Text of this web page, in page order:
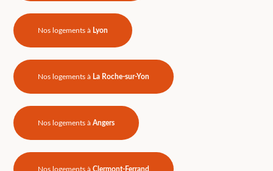
Nos logements à Lyon
Nos logements à La Roche-sur-Yon
Nos logements àAngers
Nos logements àClermont-Ferrand